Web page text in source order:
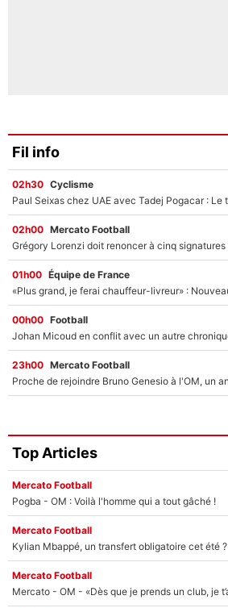
Fil info
02h30 Cyclisme
02h00 Mercato Football
01h00 Équipe de France
00h00 Football
23h00 Mercato Football
Top Articles
Mercato Football
Pogba - OM : Voilà l'homme qui a tout gâché !
Mercato Football
Kylian Mbappé, un transfert obligatoire cet été ?
Mercato Football